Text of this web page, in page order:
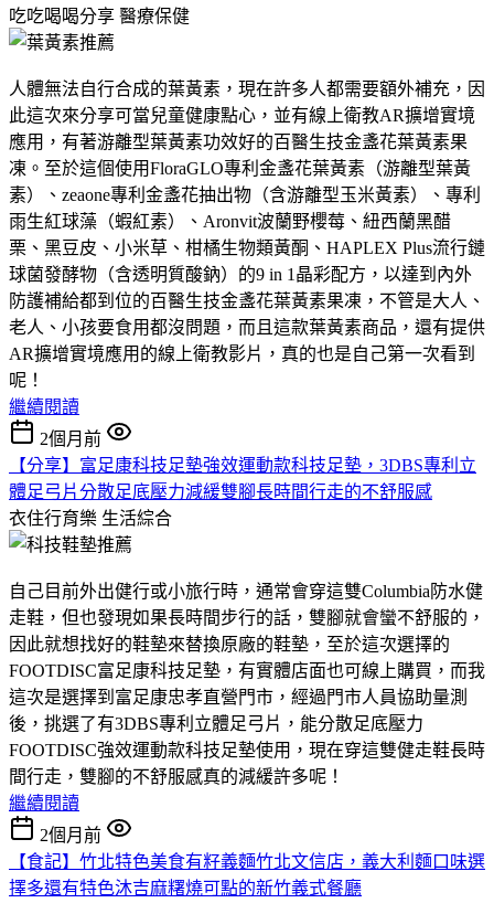
吃吃喝喝分享 醫療保健
人體無法自行合成的葉黃素，現在許多人都需要額外補充，因
此這次來分享可當兒童健康點心，並有線上衛教AR擴增實境
應用，有著游離型葉黃素功效好的百醫生技金盞花葉黃素果
凍。至於這個使用FloraGLO專利金盞花葉黃素（游離型葉黃
素）、zeaone專利金盞花抽出物（含游離型玉米黃素）、專利
雨生紅球藻（蝦紅素）、Aronvit波蘭野櫻莓、紐西蘭黑醋
栗、黑豆皮、小米草、柑橘生物類黃酮、HAPLEX Plus流行鏈
球菌發酵物（含透明質酸鈉）的9 in 1晶彩配方，以達到內外
防護補給都到位的百醫生技金盞花葉黃素果凍，不管是大人、
老人、小孩要食用都沒問題，而且這款葉黃素商品，還有提供
AR擴增實境應用的線上衛教影片，真的也是自己第一次看到
呢！
繼續閱讀
2個月前
【分享】富足康科技足墊強效運動款科技足墊，3DBS專利立
體足弓片分散足底壓力減緩雙腳長時間行走的不舒服感
衣住行育樂 生活綜合
自己目前外出健行或小旅行時，通常會穿這雙Columbia防水健
走鞋，但也發現如果長時間步行的話，雙腳就會蠻不舒服的，
因此就想找好的鞋墊來替換原廠的鞋墊，至於這次選擇的
FOOTDISC富足康科技足墊，有實體店面也可線上購買，而我
這次是選擇到富足康忠孝直營門市，經過門市人員協助量測
後，挑選了有3DBS專利立體足弓片，能分散足底壓力
FOOTDISC強效運動款科技足墊使用，現在穿這雙健走鞋長時
間行走，雙腳的不舒服感真的減緩許多呢！
繼續閱讀
2個月前
【食記】竹北特色美食有籽義麵竹北文信店，義大利麵口味選
擇多還有特色沐吉麻糬燒可點的新竹義式餐廳